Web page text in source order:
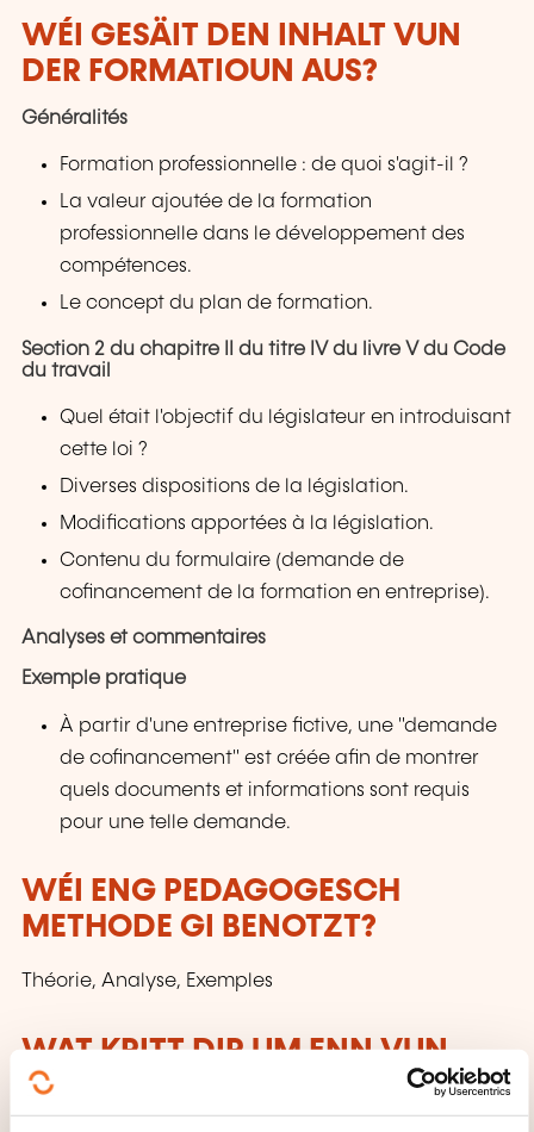
WÉI GESÄIT DEN INHALT VUN
DER FORMATIOUN AUS?
Généralités
Formation professionnelle : de quoi s'agit-il ?
La valeur ajoutée de la formation
professionnelle dans le développement des
compétences.
Le concept du plan de formation.
Section 2 du chapitre II du titre IV du livre V du Code
du travail
Quel était l'objectif du législateur en introduisant
cette loi ?
Diverses dispositions de la législation.
Modifications apportées à la législation.
Contenu du formulaire (demande de
cofinancement de la formation en entreprise).
Analyses et commentaires
Exemple pratique
À partir d'une entreprise fictive, une "demande
de cofinancement" est créée afin de montrer
quels documents et informations sont requis
pour une telle demande.
WÉI ENG PEDAGOGESCH
METHODE GI BENOTZT?
Théorie, Analyse, Exemples
WAT KRITT DIR UM ENN VUN
DER FORMATIOUN?